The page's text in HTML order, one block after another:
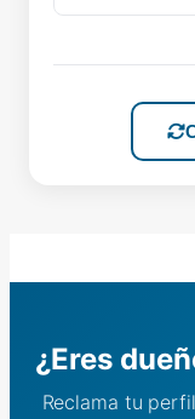
¿Eres
Reclama tu